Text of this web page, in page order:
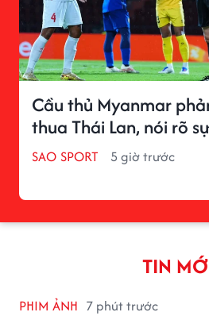
Cầu thủ Myanmar
thua Thái Lan, nói rõ
SAO SPORT 5 giờ trước
TIN
PHIM ẢNH 7 phút trước